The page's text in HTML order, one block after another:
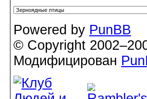
Powered by PunBB
© Copyright
Модифицирован